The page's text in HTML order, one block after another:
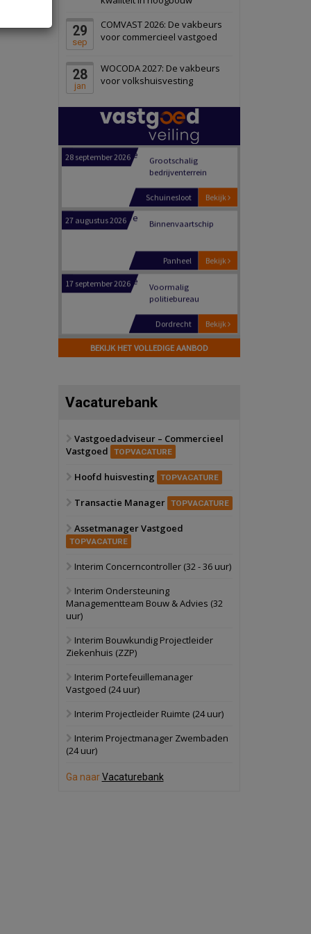
29
sep
COMVAST 2026: De vakbeurs
voor commercieel vastgoed
28
jan
WOCODA 2027: De vakbeurs
voor volkshuisvesting
Schiedam
22 september 2026 Attractiepark
Bekijk
Oranje
28 september 2026
bedrijventerrein
Schuinesloot
27 augustus 2026 Binnenvaartschip
Bekijk
Panheel
17 september 2026
Voormalig
Bekijk
Dordrecht
17 september 2026
Voormalig
politiebureau
Bekijk
Hilversum
17 september 2026
Voormalig
Zwanenburg
6 oktober 2026 Transformatieobject
22 september 2026
28 september 2026
Grootschalig
Bekijk
Schuinesloot
politiebureau
BEKIJK HET VOLLEDIGE AANBOD
Vacaturebank
Vastgoedadviseur – Commercieel
Vastgoed
TOPVACATURE
Hoofd huisvesting TOPVACATURE
Transactie Manager TOPVACATURE
Assetmanager Vastgoed
TOPVACATURE
Interim Concerncontroller (32 - 36 uur)
Interim Ondersteuning
Managementteam Bouw & Advies (32
uur)
Interim Bouwkundig Projectleider
Ziekenhuis (ZZP)
Interim Portefeuillemanager
Vastgoed (24 uur)
Interim Projectleider Ruimte (24 uur)
Interim Projectmanager Zwembaden
(24 uur)
Ga naarVacaturebank